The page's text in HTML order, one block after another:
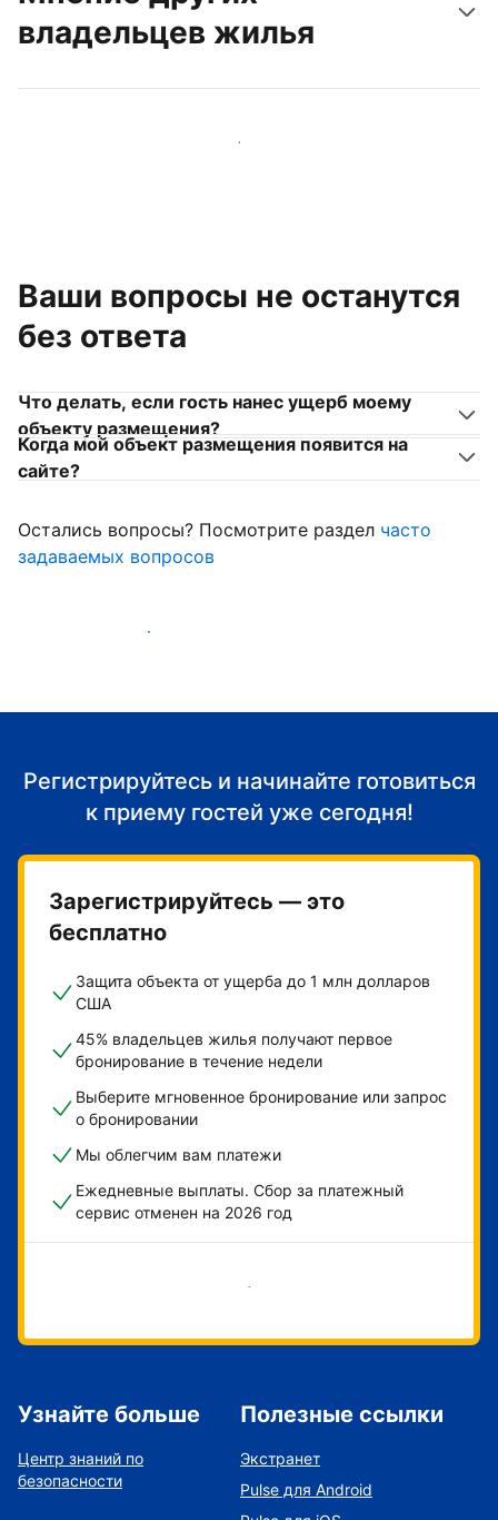
владельцев жилья
Присоединиться к другим владельцам жилья
Ваши вопросы не останутся
без ответа
Что делать, если гость нанес ущерб моему
объекту размещения?
Когда мой объект размещения появится на
сайте?
Остались вопросы? Посмотрите раздел часто
задаваемых вопросов
Начать принимать гостей
Регистрируйтесь и начинайте готовиться
к приему гостей уже сегодня!
Зарегистрируйтесь — это
бесплатно
Защита объекта от ущерба до 1 млн долларов
США
45% владельцев жилья получают первое
бронирование в течение недели
Выберите мгновенное бронирование или запрос
о бронировании
Мы облегчим вам платежи
Ежедневные выплаты. Сбор за платежный
сервис отменен на 2026 год
Начать
Узнайте больше
Центр знаний по
безопасности
Полезные ссылки
Экстранет
Pulse для Android